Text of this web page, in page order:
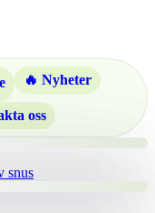
🔥 Nyheter
oss